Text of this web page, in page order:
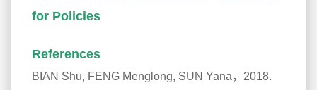
for Policies
References
BIAN Shu, FENG Menglong, SUN Yana，2018.